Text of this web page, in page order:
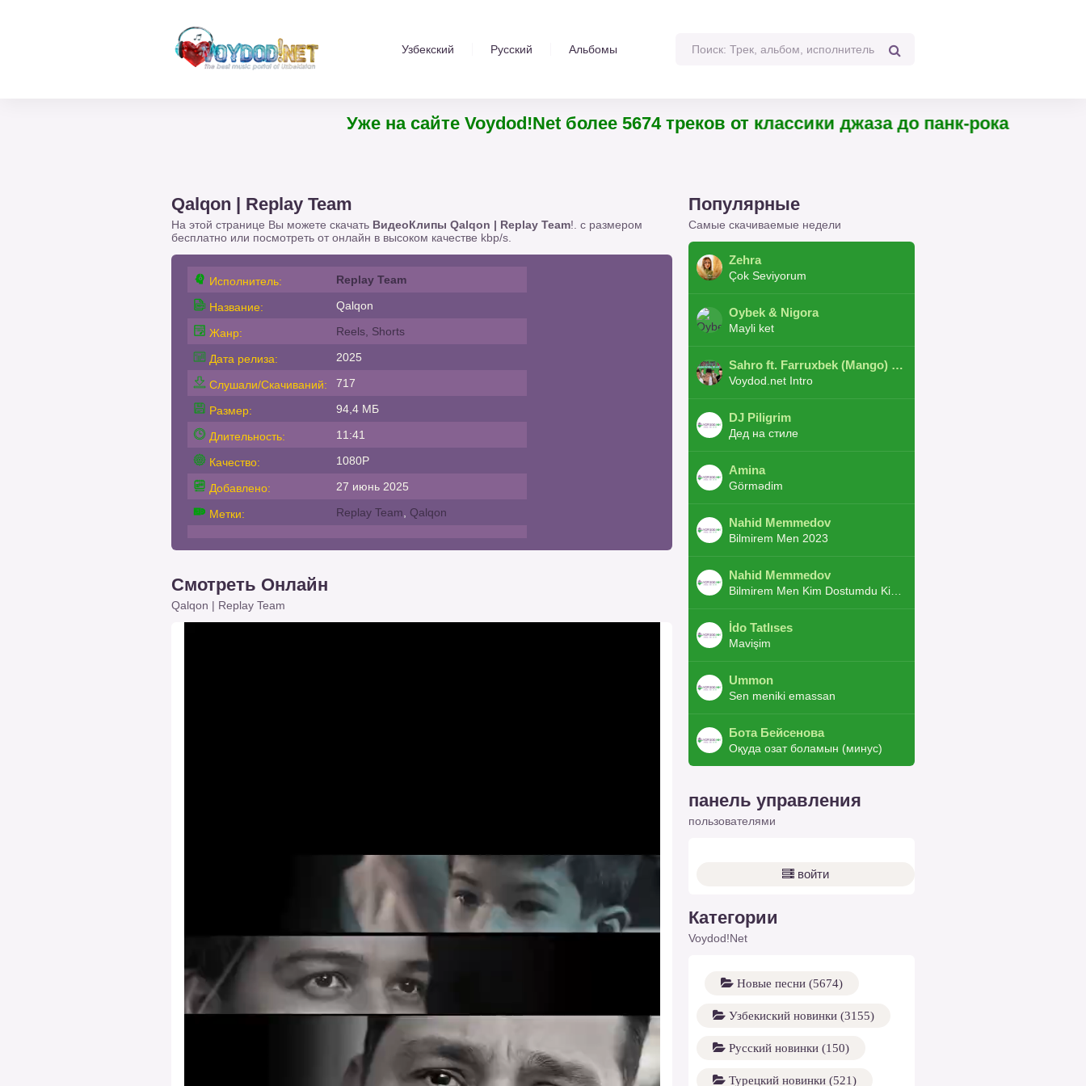
Узбекский Русский Альбомы
Уже на сайте Voydod!Net более 5674 треков от классики джаза до панк-рока
Qalqon | Replay Team
На этой странице Вы можете скачать ВидеоКлипы Qalqon | Replay Team!. с размером
бесплатно или посмотреть отонлайн в высоком качестве kbp/s.
Исполнитель: Replay Team
Название: Qalqon
Жанр: Reels, Shorts
Дата релиза: 2025
Слушали/Скачиваний: 717
Размер: 94,4 МБ
Длительность: 11:41
Качество: 1080P
Добавлено: 27 июнь 2025
Метки: Replay Team Qalqon
Смотреть Онлайн
Qalqon | Replay Team
Популярные
Самые скачиваемые недели
Zehra
Çok Seviyorum
Oybek & Nigora
Mayli ket
Sahro ft. Farruxbek (Mango) ft. Shaxboz ft. Navruz and Zarba ft. DJ.JoHa
Voydod.net Intro
DJ Piligrim
Дед на стиле
Amina
Görmədim
Nahid Memmedov
Bilmirem Men 2023
Nahid Memmedov
İdo Tatlıses
Mavişim
Ummon
Sen meniki emassan
Бота Бейсенова
Оқуда озат боламын (минус)
панель управления
пользователями
войти
Категории
Voydod!Net
Новые песни (5674)
Узбекиский новинки (3155)
Русский новинки (150)
Турецкий новинки (521)